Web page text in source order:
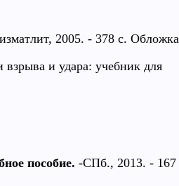
2005. - 378 с. Обложка
и удара: учебник для
пособие. -СПб., 2013. - 167